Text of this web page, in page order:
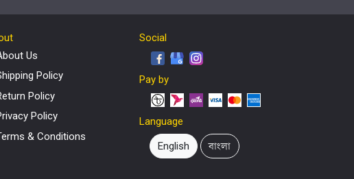
Us
Policy
Policy
Policy
& Conditions
Social
Pay by
Language
English বাংলা